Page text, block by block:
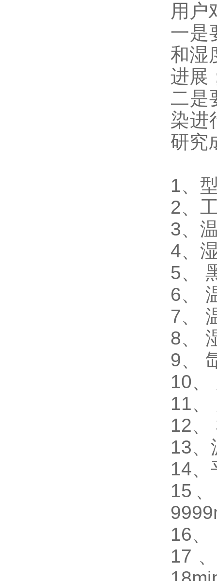
用户
一是
和湿
进展
二是
染进
研究
1、
2、
3、
4、
5、
6、
7、
8、
9、
10、
11、
12、
13、
14、
15
16、
17